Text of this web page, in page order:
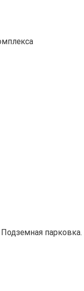
парковка.